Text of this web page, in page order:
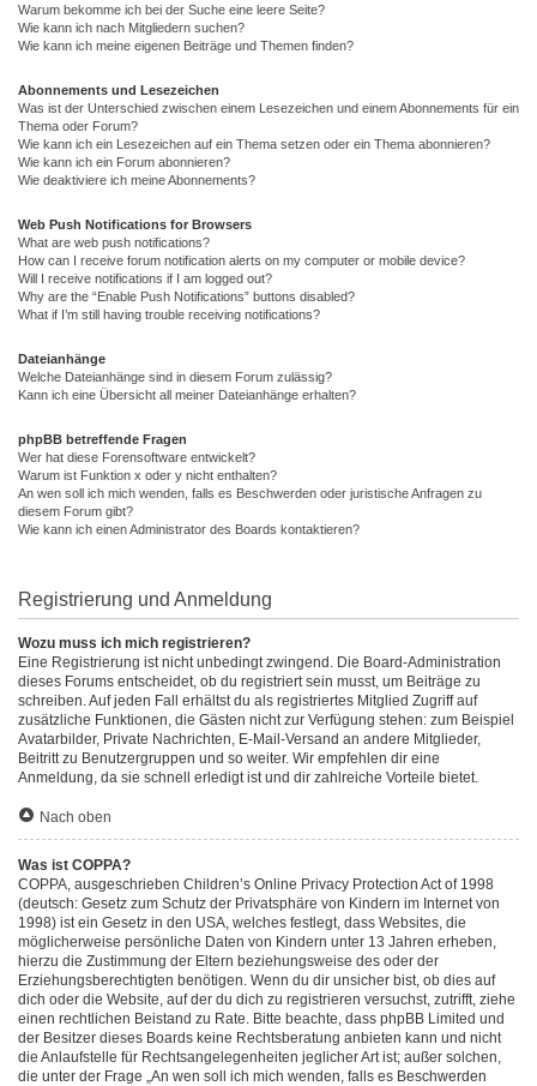
Warum bekomme ich bei der Suche eine leere Seite?
Wie kann ich nach Mitgliedern suchen?
Wie kann ich meine eigenen Beiträge und Themen finden?
Abonnements und Lesezeichen
Was ist der Unterschied zwischen einem Lesezeichen und einem Abonnements für ein
Thema oder Forum?
Wie kann ich ein Lesezeichen auf ein Thema setzen oder ein Thema abonnieren?
Wie kann ich ein Forum abonnieren?
Wie deaktiviere ich meine Abonnements?
Web Push Notifications for Browsers
What are web push notifications?
How can I receive forum notification alerts on my computer or mobile device?
Will I receive notifications if I am logged out?
Why are the “Enable Push Notifications” buttons disabled?
What if I’m still having trouble receiving notifications?
Dateianhänge
Welche Dateianhänge sind in diesem Forum zulässig?
Kann ich eine Übersicht all meiner Dateianhänge erhalten?
phpBB betreffende Fragen
Wer hat diese Forensoftware entwickelt?
Warum ist Funktion x oder y nicht enthalten?
An wen soll ich mich wenden, falls es Beschwerden oder juristische Anfragen zu
diesem Forum gibt?
Wie kann ich einen Administrator des Boards kontaktieren?
Registrierung und Anmeldung
Wozu muss ich mich registrieren?
Eine Registrierung ist nicht unbedingt zwingend. Die Board-Administration
dieses Forums entscheidet, ob du registriert sein musst, um Beiträge zu
schreiben. Auf jeden Fall erhältst du als registriertes Mitglied Zugriff auf
zusätzliche Funktionen, die Gästen nicht zur Verfügung stehen: zum Beispiel
Avatarbilder, Private Nachrichten, E-Mail-Versand an andere Mitglieder,
Beitritt zu Benutzergruppen und so weiter. Wir empfehlen dir eine
Anmeldung, da sie schnell erledigt ist und dir zahlreiche Vorteile bietet.
Nach oben
Was ist COPPA?
COPPA, ausgeschrieben Children’s Online Privacy Protection Act of 1998
(deutsch: Gesetz zum Schutz der Privatsphäre von Kindern im Internet von
1998) ist ein Gesetz in den USA, welches festlegt, dass Websites, die
möglicherweise persönliche Daten von Kindern unter 13 Jahren erheben,
hierzu die Zustimmung der Eltern beziehungsweise des oder der
Erziehungsberechtigten benötigen. Wenn du dir unsicher bist, ob dies auf
dich oder die Website, auf der du dich zu registrieren versuchst, zutrifft, ziehe
einen rechtlichen Beistand zu Rate. Bitte beachte, dass phpBB Limited und
der Besitzer dieses Boards keine Rechtsberatung anbieten kann und nicht
die Anlaufstelle für Rechtsangelegenheiten jeglicher Art ist; außer solchen,
die unter der Frage „An wen soll ich mich wenden, falls es Beschwerden